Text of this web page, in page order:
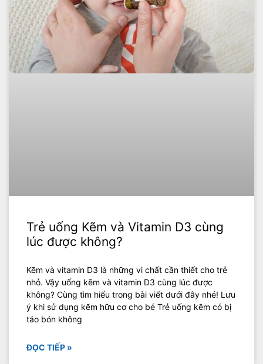
Trẻ uống Kẽm và Vitamin D3 cùng
lúc được không?
Kẽm và vitamin D3 là những vi chất cần thiết cho trẻ
nhỏ. Vậy uống kẽm và vitamin D3 cùng lúc được
không? Cùng tìm hiểu trong bài viết dưới đây nhé! Lưu
ý khi sử dụng kẽm hữu cơ cho bé Trẻ uống kẽm có bị
táo bón không
ĐỌC TIẾP »